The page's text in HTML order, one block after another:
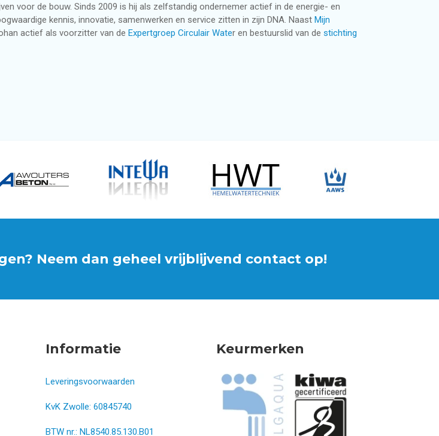
voor de bouw. Sinds 2009 is hij als zelfstandig ondernemer actief in de energie- en
kennis, innovatie, samenwerken en service zitten in zijn DNA. Naast Mijn
actief als voorzitter van de Expertgroep Circulair Water en bestuurslid van de stichting
Neem dan geheel vrijblijvend contact op!
Informatie
Leveringsvoorwaarden
KvK Zwolle: 60845740
BTW nr.: NL8540.85.130.B01
Keurmerken